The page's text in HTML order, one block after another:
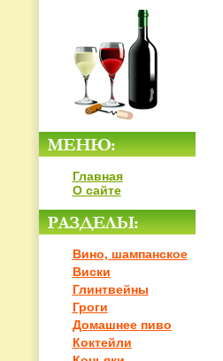
Главная
О сайте
Вино, шампанское
Виски
Глинтвейны
Гроги
Домашнее пиво
Коктейли